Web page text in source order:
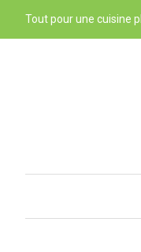
Tout pour une cuisine